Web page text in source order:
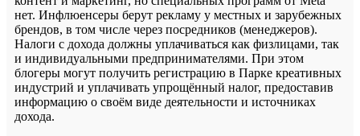
нет. Инфлюенсеры берут рекламу у местных и зарубежных
брендов, в том числе через посредников (менеджеров).
Налоги с дохода должны уплачиваться как физлицами, так
и индивидуальными предпринимателями. При этом
блогеры могут получить регистрацию в Парке креативных
индустрий и уплачивать упрощённый налог, предоставив
информацию о своём виде деятельности и источниках
дохода.